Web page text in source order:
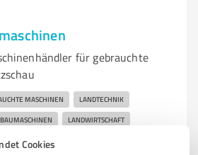
Cookies
für gebrauchte
MASCHINEN LANDTECHNIK
BAUMASCHINEN LANDWIRTSCHAFT
PFLANZENSCHUTZ